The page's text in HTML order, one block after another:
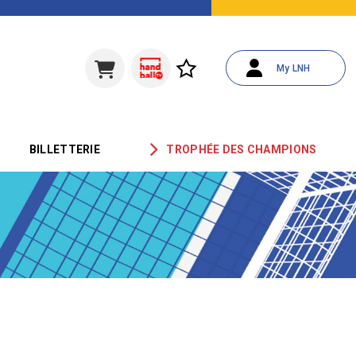
My LNH
BILLETTERIE TROPHÉE DES CHAMPIONS